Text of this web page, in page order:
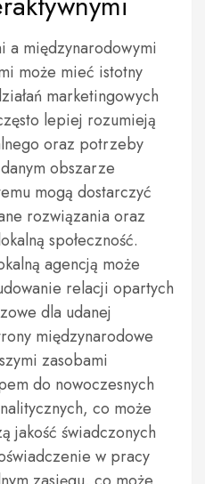
a międzynarodowymi
może mieć istotny
marketingowych
lepiej rozumieją
oraz potrzeby
obszarze
mogą dostarczyć
rozwiązania oraz
społeczność.
agencją może
relacji opartych
dla udanej
międzynarodowe
zasobami
do nowoczesnych
co może
jakość świadczonych
w pracy